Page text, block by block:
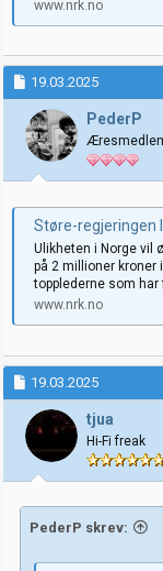
www.nrk.no
19.03.2025
PederP
Støre-regjeringen
Ulikheten i Norge vil
på 2 millioner kroner
topplederne som
www.nrk.no
19.03.2025
tjua
Hi-Fi freak
PederP skrev: